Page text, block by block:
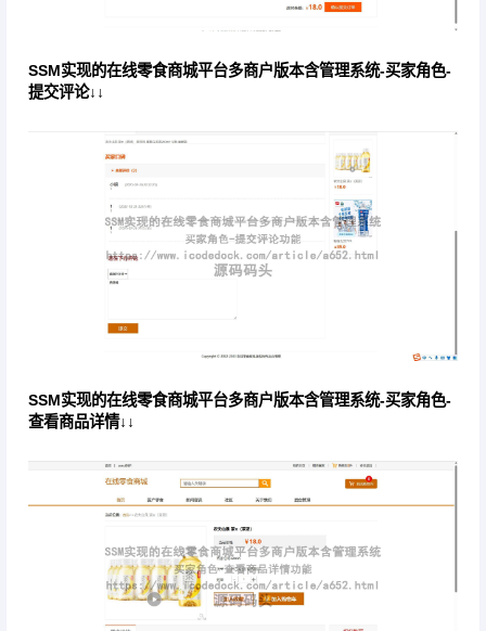
SSM实现的在线零食商城平台多商户版本含管理系统-买家角色-
提交评论↓↓
SSM实现的在线零食商城平台多商户版本含管理系统-买家角色-
查看商品详情↓↓